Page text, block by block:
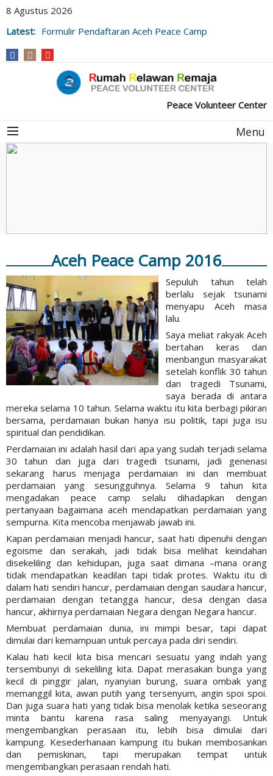
8 Agustus 2026
Latest: Formulir Pendaftaran Aceh Peace Camp
Formulir Pendaftaran Guru Impian 2022
(Desa Meuke Beurabo)
Peace Volunteer Center
Menu
Aceh Peace Camp 2016
Sepuluh tahun telah
berlalu sejak tsunami
menyapu Aceh masa
lalu.
Saya meliat rakyak Aceh
bertahan keras dan
menbangun masyarakat
setelah konflik 30 tahun
dan tragedi Tsunami,
saya berada di antara
mereka selama 10 tahun. Selama waktu itu kita berbagi pikiran
bersama, perdamaian bukan hanya isu politik, tapi juga isu
spiritual dan pendidikan.
Perdamaian ini adalah hasil dari apa yang sudah terjadi selama
30 tahun dan juga dari tragedi tsunami, jadi genenasi
sekarang harus menjaga perdamaian ini dan membuat
perdamaian yang sesungguhnya. Selama 9 tahun kita
mengadakan peace camp selalu dihadapkan dengan
pertanyaan bagaimana aceh mendapatkan perdamaian yang
sempurna. Kita mencoba menjawab jawab ini.
Kapan perdamaian menjadi hancur, saat hati dipenuhi dengan
egoisme dan serakah, jadi tidak bisa melihat keindahan
disekeliling dan kehidupan, juga saat dimana –mana orang
tidak mendapatkan keadilan tapi tidak protes. Waktu itu di
dalam hati sendiri hancur, perdamaian dengan saudara hancur,
perdamaian dengan tetangga hancur, desa dengan dasa
hancur, akhirnya perdamaian Negara dengan Negara hancur.
Membuat perdamaian dunia, ini mimpi besar, tapi dapat
dimulai dari kemampuan untuk percaya pada diri sendiri.
Kalau hati kecil kita bisa mencari sesuatu yang indah yang
tersembunyi di sekeliling kita. Dapat merasakan bunga yang
kecil di pinggir jalan, nyanyian burung, suara ombak yang
memanggil kita, awan putih yang tersenyum, angin spoi spoi.
Dan juga suara hati yang tidak bisa menolak ketika seseorang
minta bantu karena rasa saling menyayangi. Untuk
mengembangkan perasaan itu, lebih bisa dimulai dari
kampung. Kesederhanaan kampung itu bukan membosankan
dan pemiskinan, tapi merupakan tempat untuk
mengembangkan perasaan rendah hati.